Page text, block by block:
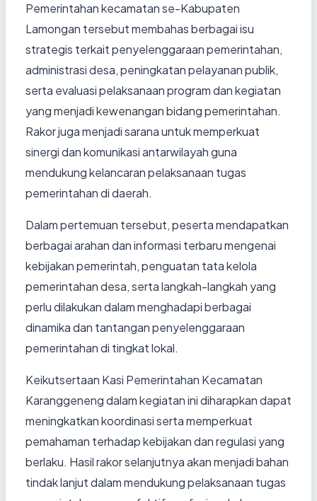
Pemerintahan kecamatan se-Kabupaten
Lamongan tersebut membahas berbagai isu
strategis terkait penyelenggaraan pemerintahan,
administrasi desa, peningkatan pelayanan publik,
serta evaluasi pelaksanaan program dan kegiatan
yang menjadi kewenangan bidang pemerintahan.
Rakor juga menjadi sarana untuk memperkuat
sinergi dan komunikasi antarwilayah guna
mendukung kelancaran pelaksanaan tugas
pemerintahan di daerah.
Dalam pertemuan tersebut, peserta mendapatkan
berbagai arahan dan informasi terbaru mengenai
kebijakan pemerintah, penguatan tata kelola
pemerintahan desa, serta langkah-langkah yang
perlu dilakukan dalam menghadapi berbagai
dinamika dan tantangan penyelenggaraan
pemerintahan di tingkat lokal.
Keikutsertaan Kasi Pemerintahan Kecamatan
Karanggeneng dalam kegiatan ini diharapkan dapat
meningkatkan koordinasi serta memperkuat
pemahaman terhadap kebijakan dan regulasi yang
berlaku. Hasil rakor selanjutnya akan menjadi bahan
tindak lanjut dalam mendukung pelaksanaan tugas